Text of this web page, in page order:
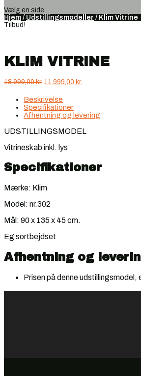
Vælg en side
Hjem / Udstillingsmodeller / Klim Vitrine
Tilbud!
KLIM VITRINE
18.999,00kr. Den
pris
var:
18.999,00 kr..
11.999,00 kr.
11.999,00 kr..
Beskrivelse
Specifikationer
Afhentning og levering
UDSTILLINGSMODEL
Vitrineskab inkl. lys
Specifikationer
Mærke: Klim
Model: nr.302
Mål: 90 x 135 x 45 cm.
Eg sortbejdset
Afhentning og
Prisen på denne